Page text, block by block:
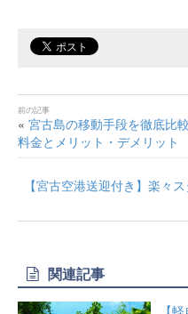
« 宮古島の移動手段を徹底比
料金とメリット・デメリット
【宮古空港送迎付き】楽々
関連記事
【